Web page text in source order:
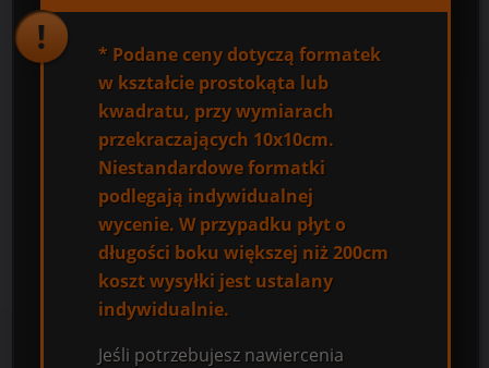
* Podane ceny dotyczą formatek
w kształcie prostokąta lub
kwadratu, przy wymiarach
przekraczających 10x10cm.
Niestandardowe formatki
podlegają indywidualnej
wycenie. W przypadku płyt o
długości boku większej niż 200cm
koszt wysyłki jest ustalany
indywidualnie.
Jeśli potrzebujesz nawiercenia